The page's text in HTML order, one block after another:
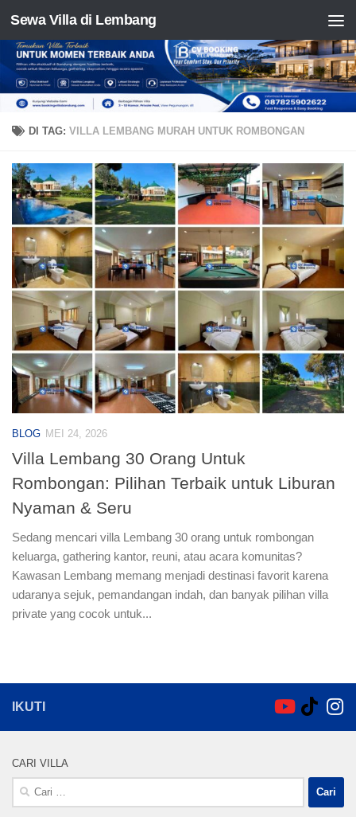
Skip to content
Sewa Villa di Lembang
DI TAG:VILLA LEMBANG MURAH UNTUK ROMBONGAN
BLOG MEI 24, 2026
Villa Lembang 30 Orang Untuk
Rombongan: Pilihan Terbaik untuk Liburan
Nyaman & Seru
Sedang mencari villa Lembang 30 orang untuk rombongan
keluarga, gathering kantor, reuni, atau acara komunitas?
Kawasan Lembang memang menjadi destinasi favorit karena
udaranya sejuk, pemandangan indah, dan banyak pilihan villa
private yang cocok untuk...
IKUTI
CARI VILLA
Cari